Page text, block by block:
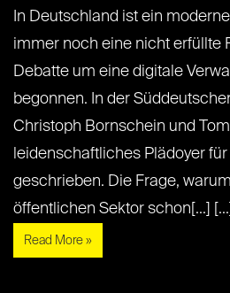
In Deutschland ist ein
immer noch eine nicht erfüllte
Debatte um eine digitale
begonnen. In der
Christoph Bornschein und
leidenschaftliches Plädoyer
geschrieben. Die Frage,
öffentlichen Sektor schon[...] [...]
Read More »